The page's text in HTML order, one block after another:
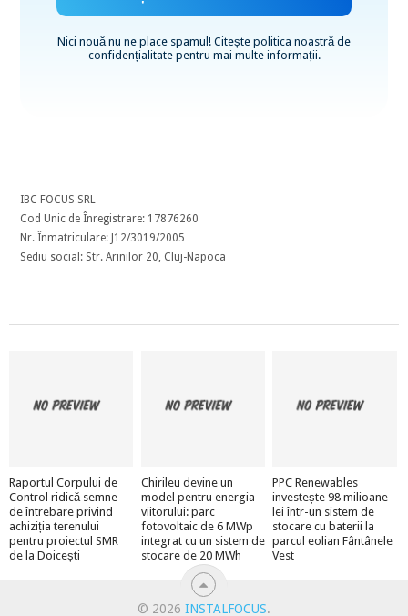
Nici nouă nu ne place spamul! Citește politica noastră de
confidențialitatepentru mai multe informații.
IBC FOCUS SRL
Cod Unic de Înregistrare: 17876260
Nr. Înmatriculare: J12/3019/2005
Sediu social: Str. Arinilor 20, Cluj-Napoca
Raportul Corpului de
Control ridică semne
de întrebare privind
achiziția terenului
pentru proiectul SMR
de la Doicești
Chirileu devine un
model pentru energia
viitorului: parc
fotovoltaic de 6 MWp
integrat cu un sistem de
stocare de 20 MWh
PPC Renewables
investește 98 milioane
lei într-un sistem de
stocare cu baterii la
parcul eolian Fântânele
Vest
© 2026 INSTALFOCUS.